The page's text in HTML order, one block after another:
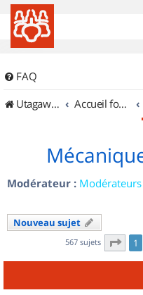
FAQ
UtagawaVTT (Randos VTT et VTTAE avec traces GPS)
Accueil forum
Modérateur :
Nouveau sujet
567 sujets Page
1